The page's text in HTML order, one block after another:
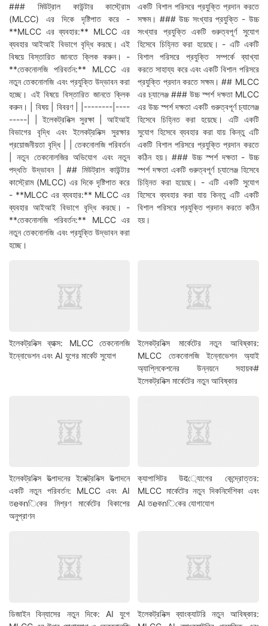
### মিউট্রাল কাউন্টার কাস্ট্রোম
(MLCC) এর দিকে দৃষ্টিপাত করে -
**MLCC এর ব্যবহার:** MLCC এর
ব্যবহার আইআই বিভাগে বৃদ্ধি করছে। এই
বিষয়ে বিস্তারিত জানতে ক্লিক করুন। -
**তেকনোলজি পরিবর্তন:** MLCC এর
নতুন তেকনোলজি এবং প্রযুক্তি উদ্ভাবন করা
হচ্ছে। এই বিষয়ে বিস্তারিত জানতে ক্লিক
করুন। | বিষয় | বিবরণ | |--------|----
-----| | ইলেকট্রনিক্স সুরক্ষা | আইআই
বিভাগের বৃদ্ধি এবং ইলেকট্রনিক্স সুরক্ষার
প্রয়োজনীয়তা বৃদ্ধি | | তেকনোলজি পরিবর্তন
| নতুন তেকনোলজির অভিযোগ এবং নতুন
পদ্ধতি উদ্ভাবন | ## মিউট্রাল কাউন্টার
কাস্ট্রোম (MLCC) এর দিকে দৃষ্টিপাত করে
- **MLCC এর ব্যবহার:** MLCC এর
ব্যবহার আইআই বিভাগে বৃদ্ধি করছে। -
**তেকনোলজি পরিবর্তন:** MLCC এর
নতুন তেকনোলজি এবং প্রযুক্তি উদ্ভাবন করা
হচ্ছে।
একটি বিশাল পরিসরে প্রযুক্তি প্রদান করতে
সক্ষম। ### উচ্চ সংখ্যার প্রযুক্তি - উচ্চ
সংখ্যার প্রযুক্তি একটি গুরুত্বপূর্ণ সুযোগ
হিসেবে চিহ্নিত করা হয়েছে। - এটি একটি
বিশাল পরিসরে প্রযুক্তি সম্পর্কে ব্যাখ্যা
করতে সাহায্য করে এবং একটি বিশাল পরিসরে
প্রযুক্তি প্রদান করতে সক্ষম। ## MLCC
এর চ্যালেঞ্জ ### উচ্চ স্পর্শ দক্ষতা MLCC
এর উচ্চ স্পর্শ দক্ষতা একটি গুরুত্বপূর্ণ চ্যালেঞ্জ
হিসেবে চিহ্নিত করা হয়েছে। এটি একটি
সুযোগ হিসেবে ব্যবহার করা যায় কিন্তু এটি
একটি বিশাল পরিসরে প্রযুক্তি প্রদান করতে
কঠিন হয়। ### উচ্চ স্পর্শ দক্ষতা - উচ্চ
স্পর্শ দক্ষতা একটি গুরুত্বপূর্ণ চ্যালেঞ্জ হিসেবে
চিহ্নিত করা হয়েছে। - এটি একটি সুযোগ
হিসেবে ব্যবহার করা যায় কিন্তু এটি একটি
বিশাল পরিসরে প্রযুক্তি প্রদান করতে কঠিন
হয়।
ইলেকট্রনিক্স ব্যাক্স: MLCC তেকনোলজি
ইন্নোভেশন এবং AI যুগের মার্কেট সুযোগ
ইলেকট্রনিক্স মার্কেটের নতুন আবিষ্কার:
MLCC তেকনোলজি ইন্নোভেশন অ্যাই
অ্যাপ্লিকেশনের উন্নয়নে সহায়ক#
ইলেকট্রনিক্স মার্কেটের নতুন আবিষ্কার
ইলেকট্রনিক্স উত্পাদনের ইলেক্ট্রনিক্স উত্পাদনে
একটি নতুন পরিবর্তন: MLCC এবং AI
তeকnিকের মিশ্রণ মার্কেটের বিকাশের
অনুপ্রাণন
ক্যাপাসিটর উद্যোগের কেন্দ্রোত্তর:
MLCC মার্কেটের নতুন দিকনির্দেশিকা এবং
AI তeকnিকের যোগাযোগ
ডিজাইন বিন্যাসের নতুন দিকে: AI যুগে
ইলেকট্রনিক্স ব্যাংক্যাটরি নতুন আবিষ্কার: